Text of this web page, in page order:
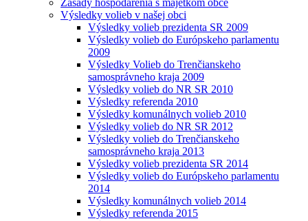
Zásady hospodárenia s majetkom obce
Výsledky volieb v našej obci
Výsledky volieb prezidenta SR 2009
Výsledky volieb do Európskeho parlamentu
2009
Výsledky Volieb do Trenčianskeho
samosprávneho kraja 2009
Výsledky volieb do NR SR 2010
Výsledky referenda 2010
Výsledky komunálnych volieb 2010
Výsledky volieb do NR SR 2012
Výsledky volieb do Trenčianskeho
samosprávneho kraja 2013
Výsledky volieb prezidenta SR 2014
Výsledky volieb do Európskeho parlamentu
2014
Výsledky komunálnych volieb 2014
Výsledky referenda 2015